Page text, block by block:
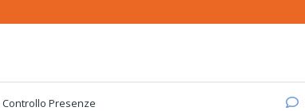
Controllo Presenze